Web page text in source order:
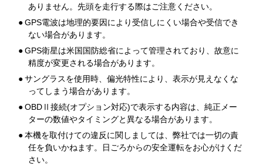
ありません。先頭を走行する際はご注意ください。
●GPS電波は地理的要因により受信しにくい場合や受信でき
ない場合があります。
●GPS衛星は米国国防総省によって管理されており、故意に
精度が変更される場合があります。
●サングラスを使用時、偏光特性により、表示が見えなくな
ってしまう場合があります。
●OBDⅡ接続(オプション対応)で表示する内容は、純正メー
ターの数値やタイミングと異なる場合があります。
●本機を取付けての違反に関しましては、弊社では一切の責
任を負いかねます。日ごろからの安全運転をお心がけくだ
さい。